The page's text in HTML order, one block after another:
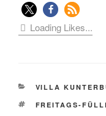
Loading Likes...
KATEGORIEN
VILLA
FREITAGS-